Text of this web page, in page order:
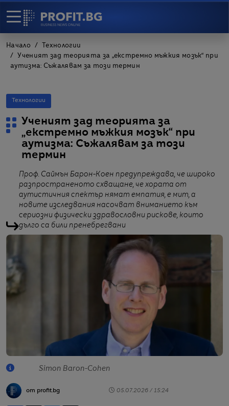
Начало
Технологии
Ученият зад теорията за „екстремно мъжкия мозък“ при
аутизма: Съжалявам за този термин
Технологии
Ученият зад теорията за
„екстремно мъжкия мозък“ при
аутизма: Съжалявам за този
термин
Проф. Саймън Барон-Коен предупреждава, че широко
разпространеното схващане, че хората от
аутистичния спектър нямат емпатия, е мит, а
новите изследвания насочват вниманието към
сериозни физически здравословни рискове, които
дълго са били пренебрегвани
Simon Baron-Cohen
от profit.bg 05.07.2026 / 15:24